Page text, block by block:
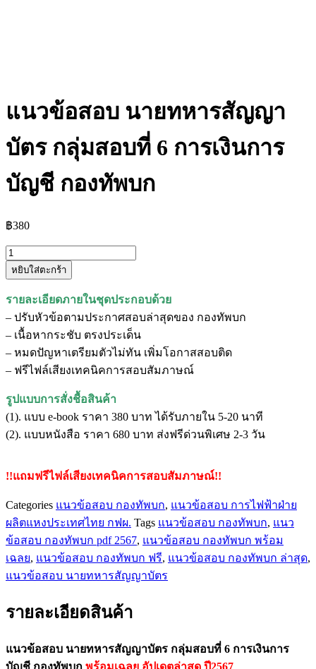
แนวข้อสอบ นายทหารสัญญา
บัตร กลุ่มสอบที่ 6 การเงินการ
บัญชี กองทัพบก
฿380
จำนวน
แนว
นาย
ทหาร
สัญญา
บัตร
กลุ่ม
สอบ
ที่
การ
การ
กองทัพ
บก
ชิ้น
หยิบใส่ตะกร้า
รายละเอียดภายในชุดประกอบด้วย
– ปรับหัวข้อตามประกาศสอบล่าสุดของ กองทัพบก
– เนื้อหากระชับ ตรงประเด็น
– หมดปัญหาเตรียมตัวไม่ทัน เพิ่มโอกาสสอบติด
– ฟรีไฟล์เสียงเทคนิคการสอบสัมภาษณ์
รูปแบบการสั่งชื้อสินค้า
(1). แบบ e-book ราคา 380 บาท ได้รับภายใน 5-20 นาที
(2). แบบหนังสือ ราคา 680 บาท ส่งฟรีด่วนพิเศษ 2-3 วัน
!!แถมฟรีไฟล์เสียงเทคนิคการสอบสัมภาษณ์!!
Categories แนวข้อสอบ กองทัพบก, แนวข้อสอบ การไฟฟ้าฝ่าย
ผลิตแหงประเทศไทย กฟผ. Tags แนวข้อสอบ กองทัพบก, แนว
ข้อสอบ กองทัพบก pdf 2567, แนวข้อสอบ กองทัพบก พร้อม
เฉลย, แนวข้อสอบ กองทัพบก ฟรี, แนวข้อสอบ กองทัพบก ล่าสุด,
แนวข้อสอบ นายทหารสัญญาบัตร
รายละเอียดสินค้า
แนวข้อสอบ นายทหารสัญญาบัตร กลุ่มสอบที่ 6 การเงินการ
บัญชี กองทัพบก พร้อมเฉลย อัปเดตล่าสุด ปี2567